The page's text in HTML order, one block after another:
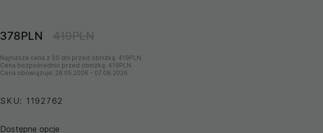
378PLN 419PLN
Najniższa cena z 30 dni przed obniżką: 419PLN
Cena bezpośrednio przed obniżką: 419PLN
Cena obowiązuje: 28.05.2026 - 07.08.2026
SKU: 1192762
Dostępne opcje